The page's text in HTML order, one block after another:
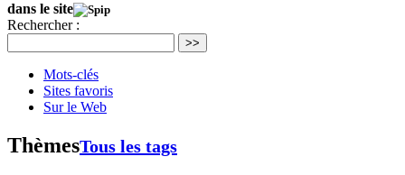
dans le site
Rechercher :
>>
Mots-clés
Sites favoris
Sur le Web
ThèmesTous les tags